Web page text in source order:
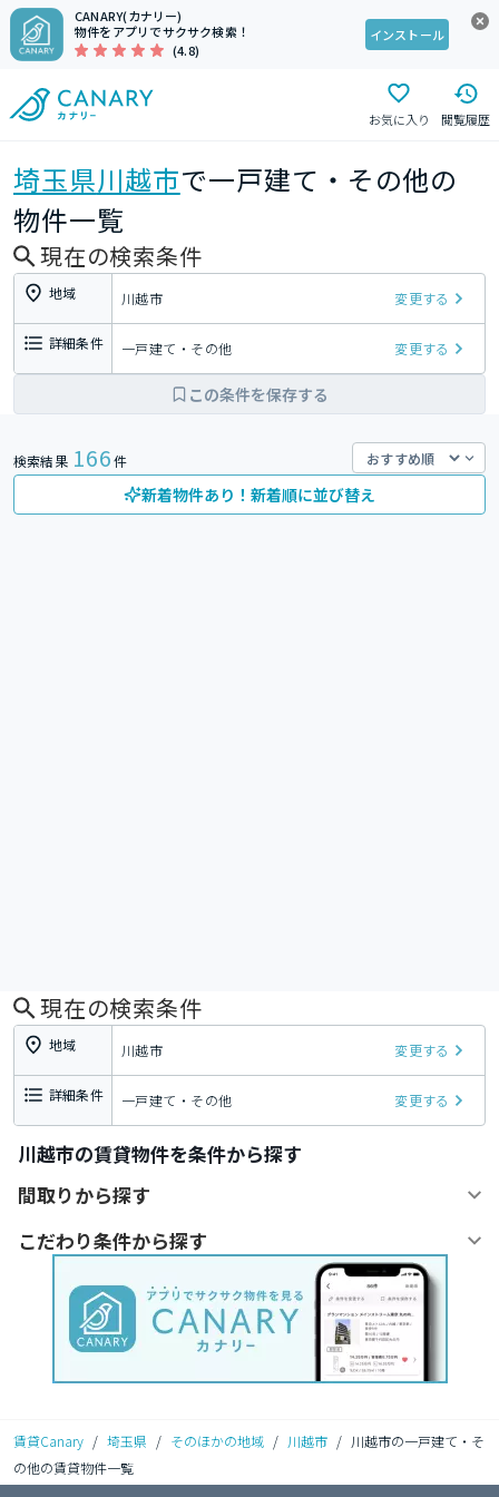
CANARY(カナリー)
物件をアプリでサクサク検索！
(4.8)
インストール
お気に入り 閲覧履歴
埼玉県川越市で一戸建て・その他の
物件一覧
現在の検索条件
地域 川越市 変更する
詳細条件 一戸建て・その他 変更する
この条件を保存する
検索結果 166件
新着物件あり！新着順に並び替え
現在の検索条件
地域 川越市 変更する
詳細条件 一戸建て・その他 変更する
川越市の賃貸物件を条件から探す
間取りから探す
こだわり条件から探す
賃貸Canary / 埼玉県 / そのほかの地域 / 川越市 / 川越市の一戸建て・そ
の他の賃貸物件一覧